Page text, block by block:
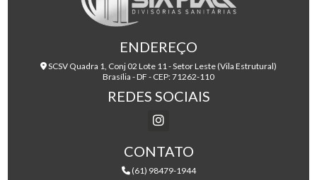
ENDEREÇO
SCSV Quadra 1, Conj 02 Lote 11 - Setor Leste (Vila Estrutural)
Brasília - DF - CEP: 71262-110
REDES SOCIAIS
CONTATO
(61) 98479-1944